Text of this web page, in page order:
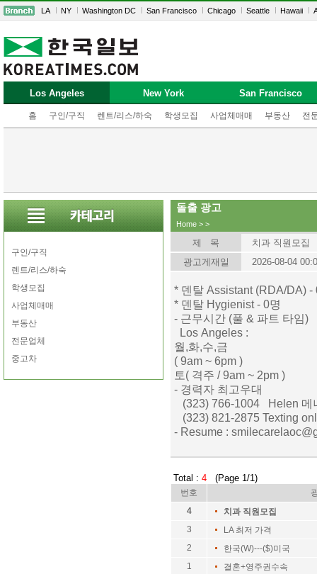
LA NY Washington DC San Francisco Chicago Seattle Hawaii
Los Angeles
홈 구인/구직 렌트/리스/하숙 학생모집 사업체매매 부동산 전
New York San Francisco
구인/구직
렌트/리스/하숙
학생모집
사업체매매
부동산
전문업체
중고차
돌출 광고
Home > >
제 목
치과 직원모집
광고게재일
2026-08-04
* 덴탈 Assistant (RDA/DA) -
* 덴탈 Hygienist - 0명
- 근무시간 (풀 & 파트 타임)
Los Angeles :
월,화,수,금
( 9am ~ 6pm )
토( 격주 / 9am ~ 2pm )
- 경력자 최고우대
(323) 766-1004 Helen 메
(323) 821-2875 Texting
- Resume :
Total : 4 (Page 1/1)
번호
4
치과 직원모집
3
LA 최저 가격
2
한국(W)---($)미국
1
결혼+영주권수속